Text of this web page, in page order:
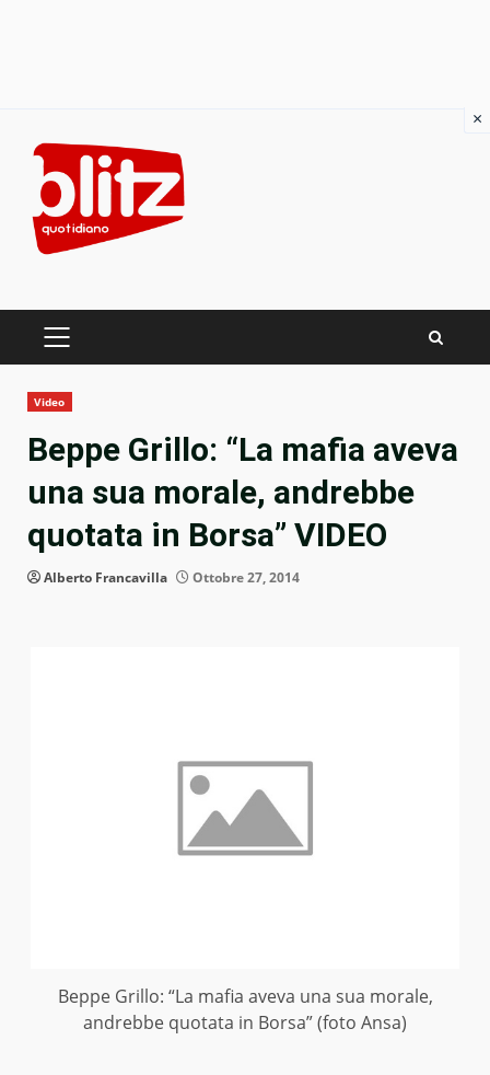
content
PRIMARY
Video
Beppe Grillo: “La mafia aveva
una sua morale, andrebbe
quotata in Borsa” VIDEO
Alberto Francavilla Ottobre 27, 2014
Beppe Grillo: “La mafia aveva una sua morale,
andrebbe quotata in Borsa” (foto Ansa)
×